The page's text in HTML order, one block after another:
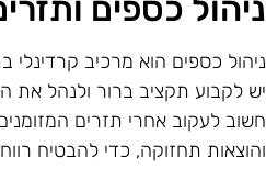
כספים
כספים הוא מרכיב קרדינלי
לקבוע תקציב ברור ולנהל את
לעקוב אחרי תזרים
תחזוקה, כדי להבטיח